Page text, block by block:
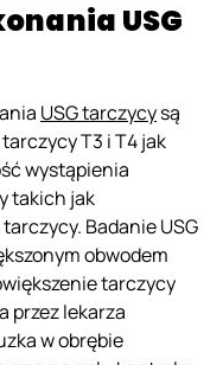
USG
USG tarczycysą
T3 i T4 jak
wystąpienia
takich jak
Badanie USG
obwodem
tarczycy
przez lekarza
w obrębie